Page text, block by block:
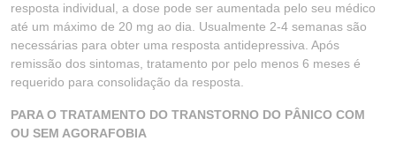
resposta individual, a dose pode ser aumentada pelo seu médico
até um máximo de 20 mg ao dia. Usualmente 2-4 semanas são
necessárias para obter uma resposta antidepressiva. Após
remissão dos sintomas, tratamento por pelo menos 6 meses é
requerido para consolidação da resposta.
PARA O TRATAMENTO DO TRANSTORNO DO PÂNICO COM
OU SEM AGORAFOBIA